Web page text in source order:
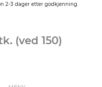
2-3 dager etter godkjenning.
(ved 150)